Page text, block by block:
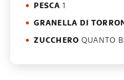
PESCA 1
GRANELLA DI
ZUCCHERO QUANTO